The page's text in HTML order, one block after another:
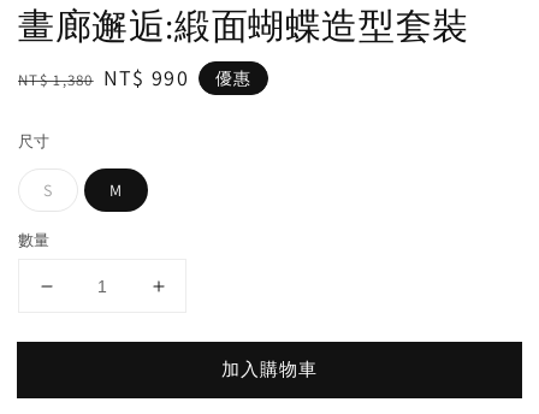
畫廊邂逅:緞面蝴蝶造型套裝
Regular
NT$ 1,380 Sale
NT$ 990 優惠
尺寸
S M
數量
加入購物車